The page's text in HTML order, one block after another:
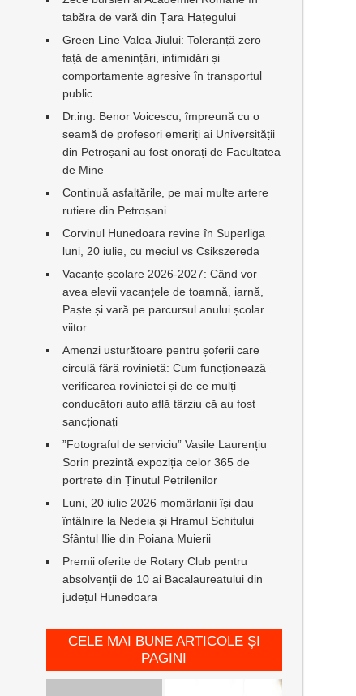
tabăra de vară din Țara Hațegului
Green Line Valea Jiului: Toleranță zero
față de amenințări, intimidări și
comportamente agresive în transportul
public
Dr.ing. Benor Voicescu, împreună cu o
seamă de profesori emeriți ai Universității
din Petroșani au fost onorați de Facultatea
de Mine
Continuă asfaltările, pe mai multe artere
rutiere din Petroșani
Corvinul Hunedoara revine în Superliga
luni, 20 iulie, cu meciul vs Csikszereda
Vacanțe școlare 2026-2027: Când vor
avea elevii vacanțele de toamnă, iarnă,
Paște și vară pe parcursul anului școlar
viitor
Amenzi usturătoare pentru șoferii care
circulă fără rovinietă: Cum funcționează
verificarea rovinietei și de ce mulți
conducători auto află târziu că au fost
sancționați
”Fotograful de serviciu” Vasile Laurențiu
Sorin prezintă expoziția celor 365 de
portrete din Ținutul Petrilenilor
Luni, 20 iulie 2026 momârlanii își dau
întâlnire la Nedeia și Hramul Schitului
Sfântul Ilie din Poiana Muierii
Premii oferite de Rotary Club pentru
absolvenții de 10 ai Bacalaureatului din
județul Hunedoara
CELE MAI BUNE ARTICOLE ȘI
PAGINI